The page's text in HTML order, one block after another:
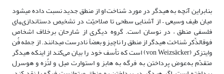
بنابراین آنچه به هیدگر در مورد شناخت او از منطق جدید نسبت داده مى‏شود
میان طیف وسیعی – از آشنایى سطحی تا صلاحیّت در تشخیص دست‏اندازى‏هاى
فلسفى منطق – در نوسان است. گروه دیگرى از شارحان برخلاف اشخاص
فوق‏الذّکر شناخت هیدگر از منطق را ناچیز و بعضاً نادرست مى‏دانند. از جمله فُن
وایتزکر (von Weizsäcker) است که تأسف خود را بیان می‌کند از اینکه هیدگر
متقدّم به‌عوض پرداختن به فرگه به هابز و استوارت میل و لتُزه و هوسرل